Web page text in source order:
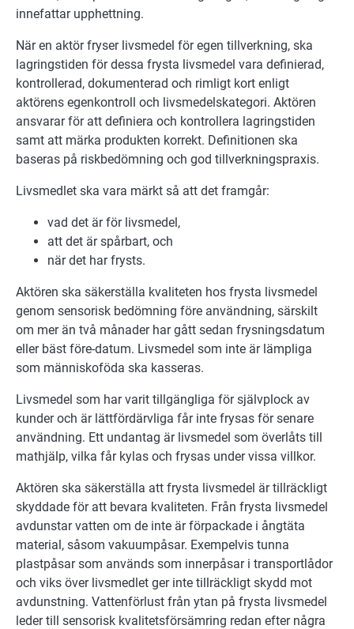
innefattar upphettning.
När en aktör fryser livsmedel för egen tillverkning, ska
lagringstiden för dessa frysta livsmedel vara definierad,
kontrollerad, dokumenterad och rimligt kort enligt
aktörens egenkontroll och livsmedelskategori. Aktören
ansvarar för att definiera och kontrollera lagringstiden
samt att märka produkten korrekt. Definitionen ska
baseras på riskbedömning och god tillverkningspraxis.
Livsmedlet ska vara märkt så att det framgår:
vad det är för livsmedel,
att det är spårbart, och
när det har frysts.
Aktören ska säkerställa kvaliteten hos frysta livsmedel
genom sensorisk bedömning före användning, särskilt
om mer än två månader har gått sedan frysningsdatum
eller bäst före-datum. Livsmedel som inte är lämpliga
som människoföda ska kasseras.
Livsmedel som har varit tillgängliga för självplock av
kunder och är lättfördärvliga får inte frysas för senare
användning. Ett undantag är livsmedel som överlåts till
mathjälp, vilka får kylas och frysas under vissa villkor.
Aktören ska säkerställa att frysta livsmedel är tillräckligt
skyddade för att bevara kvaliteten. Från frysta livsmedel
avdunstar vatten om de inte är förpackade i ångtäta
material, såsom vakuumpåsar. Exempelvis tunna
plastpåsar som används som innerpåsar i transportlådor
och viks över livsmedlet ger inte tillräckligt skydd mot
avdunstning. Vattenförlust från ytan på frysta livsmedel
leder till sensorisk kvalitetsförsämring redan efter några